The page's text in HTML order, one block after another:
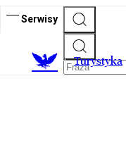
Serwisy
Turystyka